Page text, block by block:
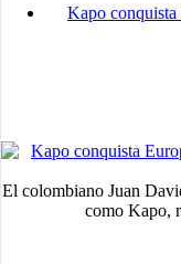
Kapo
El colombiano Juan
como Kapo,